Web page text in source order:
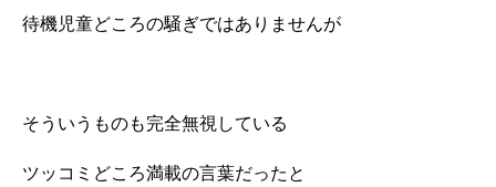
待機児童どころの騒ぎではありませんが
そういうものも完全無視している
ツッコミどころ満載の言葉だったと